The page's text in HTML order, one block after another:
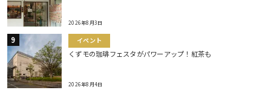
2026年8月3日
イベント
くずモの珈琲フェスタがパワーアップ！紅茶も
2026年8月4日